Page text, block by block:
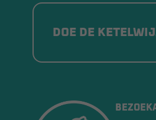
DOE DE